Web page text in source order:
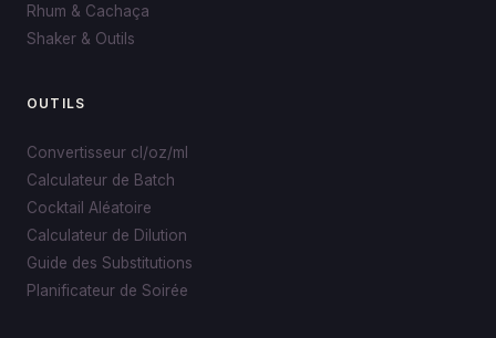
Rhum & Cachaça
Shaker & Outils
OUTILS
Convertisseur cl/oz/ml
Calculateur de Batch
Cocktail Aléatoire
Calculateur de Dilution
Guide des Substitutions
Planificateur de Soirée